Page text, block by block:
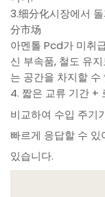
3.细分化시장에서
分市场
아멘톨 Pcd가 미취
신 부속품, 철도 유
는 공간을 차지할 수
4. 짧은 교류 기간 +
비교하여 수입 주기
빠르게 응답할 수
있습니다.